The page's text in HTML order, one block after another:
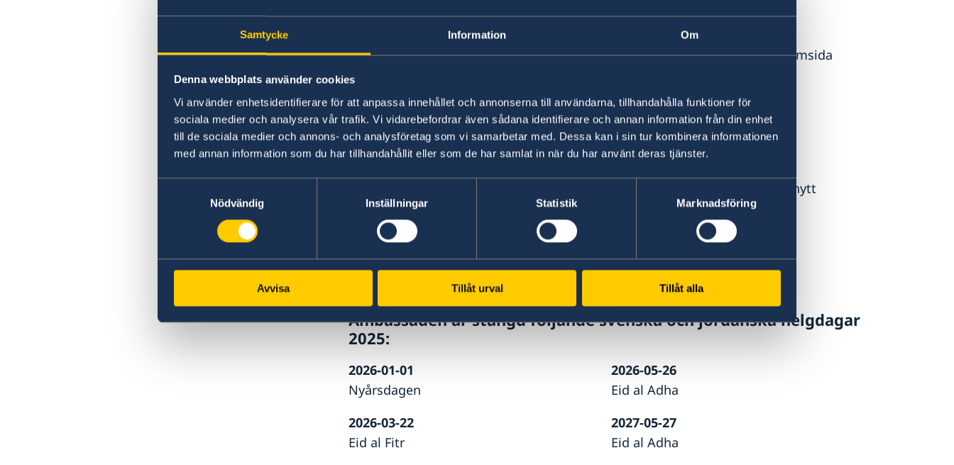
Samtycke Information Om
Denna webbplats använder cookies
Vi använder enhetsidentifierare för att anpassa innehållet och annonserna till användarna, tillhandahålla funktioner för
sociala medier och analysera vår trafik. Vi vidarebefordrar även sådana identifierare och annan information från din enhet
till de sociala medier och annons- och analysföretag som vi samarbetar med. Dessa kan i sin tur kombinera informationen
med annan information som du har tillhandahållit eller som de har samlat in när du har använt deras tjänster.
Nödvändig
Inställningar Statistik Marknadsföring
Avvisa Tillåt urval Tillåt alla
För upplysningar om Schengenviseringar:
kontakta VFS Global Amman på 00962 6 4001004 eller besök deras hemsida
Alla besök måste bokas i förväg via:ambassaden.amman@gov.se
Besökstid för uppehålls- och arbetstillstånd och migrationsärenden:
Beslut, uppehålltillståndskort, passkontroll, biometri, beställning av nytt
uppehållstillståndskort:
Drop-in söndag och torsdag, 13.00 till 14.00
Inga bokningar sker via telefon eller vid personligt besök.
Frågor i övrigt kan sändas till:ambassaden.amman-migration@gov.se
Maila gärna din fråga på engelska om möjligt.
Ambassaden är stängd följande svenska och jordanska helgdagar
2025:
2026-01-01
Nyårsdagen
2026-03-22
Eid al Fitr
2026-05-26
Eid al Adha
2027-05-27
Eid al Adha